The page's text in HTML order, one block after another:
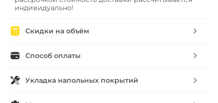
индивидуально!
Скидки на объём
Способ оплаты
Укладка напольных покрытий